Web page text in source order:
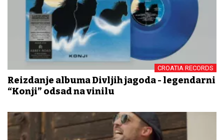
CROATIA RECORDS
Reizdanje albuma Divljih jagoda - legendarni
“Konji” odsad na vinilu